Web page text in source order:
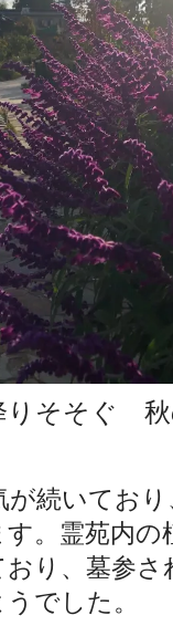
りそそぐ
続いてお
。霊苑内
り、墓参
でした。